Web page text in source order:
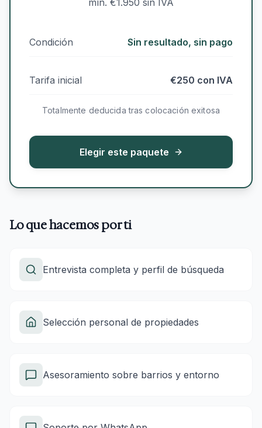
mín. €1.950 sin IVA
Condición Sin resultado, sin pago
Tarifa inicial €250 con IVA
Totalmente deducida tras colocación exitosa
Elegir este paquete
Lo que hacemos por ti
Entrevista completa y perfil de búsqueda
Selección personal de propiedades
Asesoramiento sobre barrios y entorno